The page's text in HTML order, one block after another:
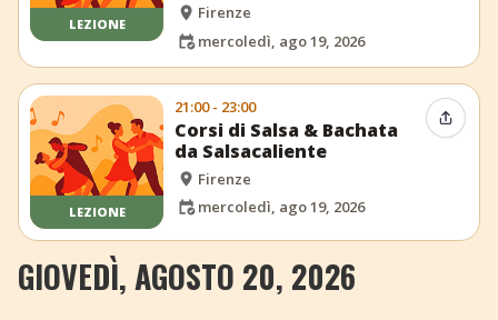
LEZIONE
Firenze
mercoledì, ago 19, 2026
LEZIONE
21:00 - 23:00
Corsi di Salsa & Bachata
da Salsacaliente
Firenze
mercoledì, ago 19, 2026
GIOVEDÌ, AGOSTO 20, 2026